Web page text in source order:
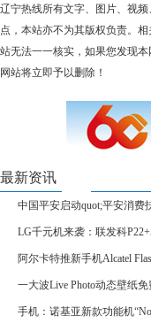
辽宁热线所有文字、图片、视
点，本站亦不为其版权负责。
站无法一一核实，如果您发现
网站将立即予以删除！
最新资讯
中国平安启动quot;平安消费
LG千元机来袭：联发科
阿尔卡特推新手机Alcatel
一大波Live Photo动态壁纸
手机：诺基亚新款功能机